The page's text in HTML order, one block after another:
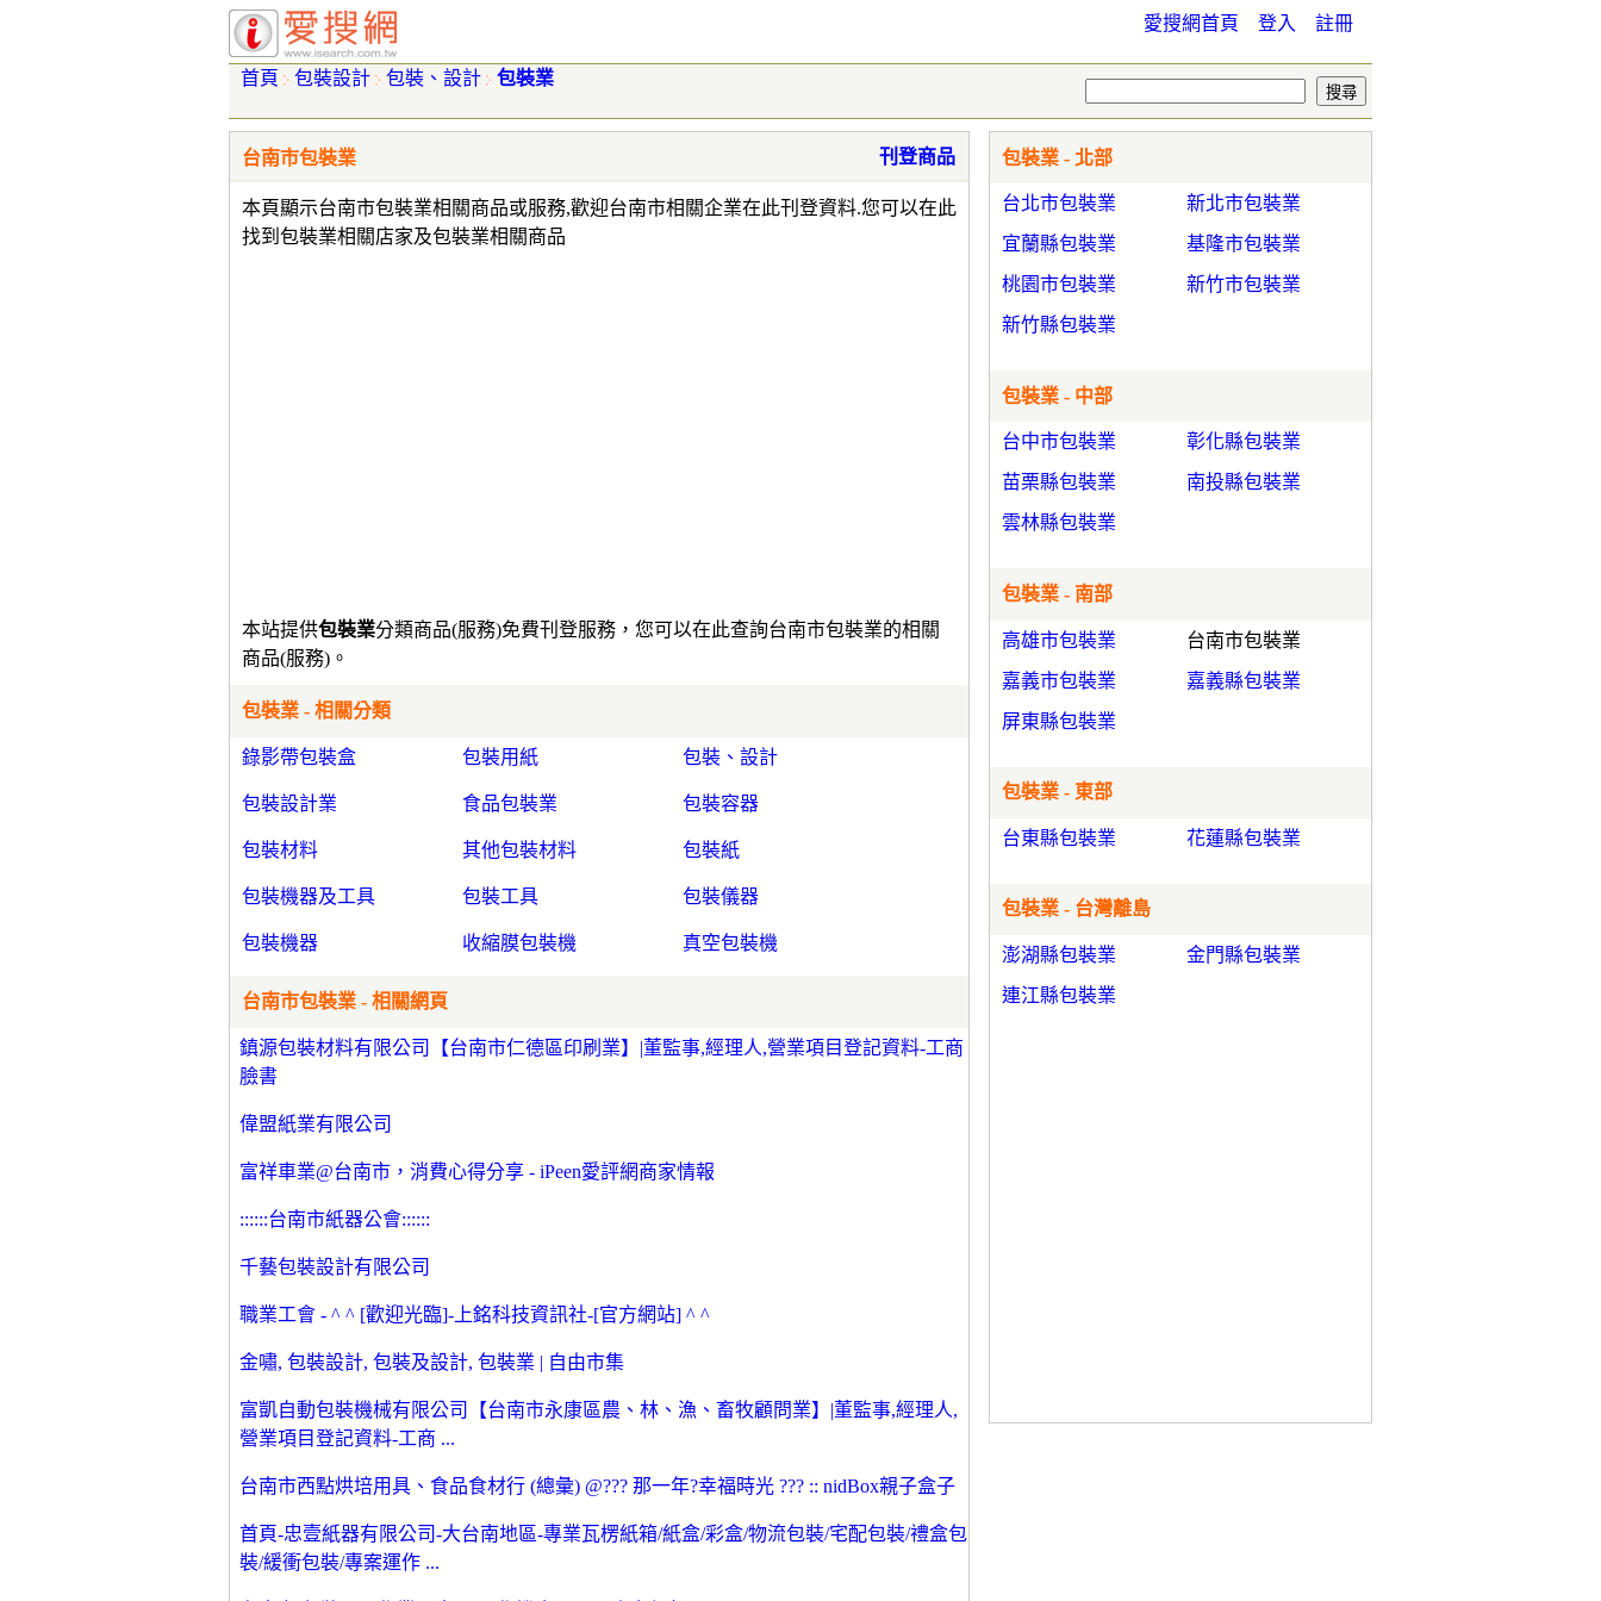
愛搜網首頁 登入 註冊
首頁 包裝設計 包裝、設計 包裝業
台南市包裝業
本頁顯示台南市包裝業相關商品或服務,歡迎台南市相關企業在此刊登資料.您可以在此
找到包裝業相關店家及包裝業相關商品
刊登商品
本站提供包裝業分類商品(服務)免費刊登服務，您可以在此查詢台南市包裝業的相關
商品(服務)。
包裝業 - 相關分類
錄影帶包裝盒 包裝用紙 包裝、設計
包裝設計業 食品包裝業 包裝容器
包裝材料 其他包裝材料 包裝紙
包裝機器及工具 包裝工具 包裝儀器
包裝機器 收縮膜包裝機 真空包裝機
台南市包裝業 - 相關網頁
鎮源包裝材料有限公司【台南市仁德區印刷業】|董監事,經理人,營業項目登記資料-工商
臉書
偉盟紙業有限公司
富祥車業@台南市，消費心得分享 - iPeen愛評網商家情報
::::::台南市紙器公會::::::
千藝包裝設計有限公司
職業工會 - ^ ^ [歡迎光臨]-上銘科技資訊社-[官方網站] ^ ^
金嘯, 包裝設計, 包裝及設計, 包裝業 | 自由市集
富凱自動包裝機械有限公司【台南市永康區農、林、漁、畜牧顧問業】|董監事,經理人,
營業項目登記資料-工商 ...
台南市西點烘培用具、食品食材行 (總彙) @??? 那一年?幸福時光 ??? :: nidBox親子盒子
首頁-忠壹紙器有限公司-大台南地區-專業瓦楞紙箱/紙盒/彩盒/物流包裝/宅配包裝/禮盒包
裝/緩衝包裝/專案運作 ...
包裝業 - 北部
台北市包裝業
新北市包裝業
宜蘭縣包裝業
基隆市包裝業
桃園市包裝業
新竹市包裝業
新竹縣包裝業
包裝業 - 中部
台中市包裝業
彰化縣包裝業
苗栗縣包裝業
南投縣包裝業
雲林縣包裝業
包裝業 - 南部
高雄市包裝業
台南市包裝業
嘉義市包裝業
嘉義縣包裝業
屏東縣包裝業
包裝業 - 東部
台東縣包裝業 花蓮縣包裝業
包裝業 - 台灣離島
澎湖縣包裝業
金門縣包裝業
連江縣包裝業